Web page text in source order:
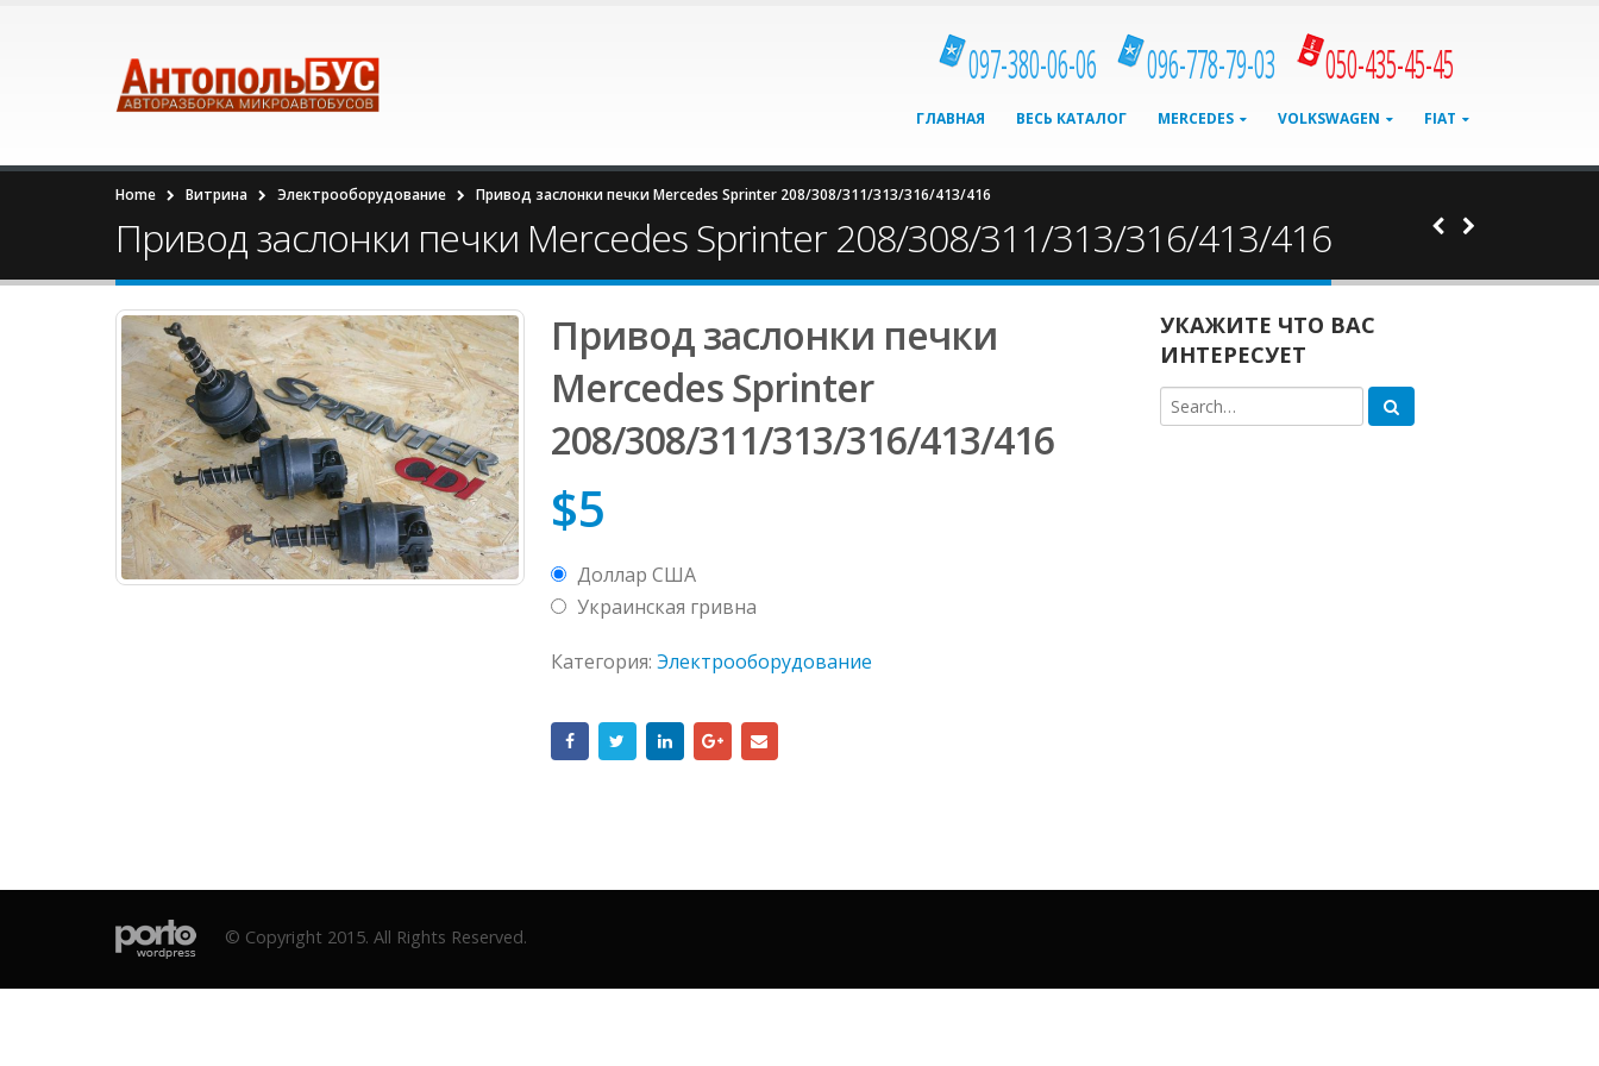
097-380-06-06 096-778-79-03 050-435-45-45
ГЛАВНАЯ ВЕСЬ КАТАЛОГ MERCEDES VOLKSWAGEN FIAT
Home Витрина Электрооборудование Привод заслонки печки Mercedes Sprinter 208/308/311/313/316/413/416
Привод заслонки печки Mercedes Sprinter 208/308/311/313/316/413/416
Привод заслонки печки
Mercedes Sprinter
208/308/311/313/316/413/416
$5
Доллар США
Украинская гривна
Категория: Электрооборудование
УКАЖИТЕ ЧТО ВАС
ИНТЕРЕСУЕТ
© Copyright 2015. All Rights Reserved.